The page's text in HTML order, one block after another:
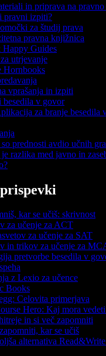
in priprava na
pravni izpiti?
za študij prava
pravna knjižnica
Happy Guides
utrjevanje
Hornbooks
vprašanja in izpiti
v govor
za branje besedila
prednosti avdio učnih
razlika med javno in
kar se učiš: skrivnost
za učenje za ACT
za učenje za SAT
in trikov za učenje za
pretvorbe besedila v
z Lexio za učence
Books
Celovita primerjava
Hero: Kaj mora
in si več zapomniti
kar se učiš
alternativa